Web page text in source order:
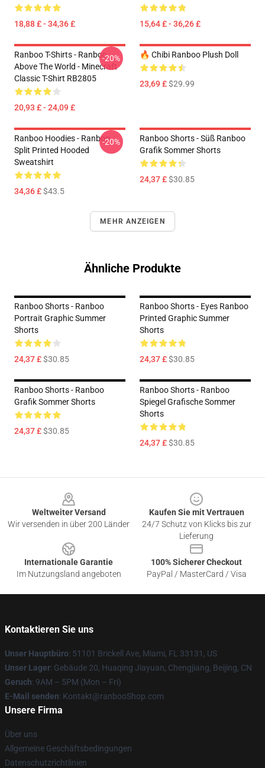
18,88 £ - 34,36 £ 15,64 £ - 36,26 £
Ranboo T-Shirts - Ranboo
Above The World - Minecraft
Classic T-Shirt RB2805
20,93 £ - 24,09 £
-20% 🔥 Chibi Ranboo Plush Doll
23,69 £$29.99
Ranboo Hoodies - Ranboo
Split Printed Hooded
Sweatshirt
34,36 £$43.5
-20%
Ranboo Shorts - Süß Ranboo
Grafik Sommer Shorts
24,37 £$30.85
MEHR ANZEIGEN
Ähnliche Produkte
Ranboo Shorts - Ranboo
Portrait Graphic Summer
Shorts
24,37 £$30.85
Ranboo Shorts - Eyes Ranboo
Printed Graphic Summer
Shorts
24,37 £$30.85
Ranboo Shorts - Ranboo
Grafik Sommer Shorts
24,37 £$30.85
Ranboo Shorts - Ranboo
Spiegel Grafische Sommer
Shorts
24,37 £$30.85
Weltweiter Versand
Wir versenden in über 200 Länder
Kaufen Sie mit Vertrauen
24/7 Schutz von Klicks bis zur
Lieferung
Internationale Garantie
Im Nutzungsland angeboten
100% Sicherer Checkout
PayPal / MasterCard / Visa
Kontaktieren Sie uns
Unser Hauptbüro: 51101 Brickell Ave, Miami, FL 33131, US
Unser Lager: Gebäude 20, Huaqing Jiayuan, Chengjiang, Beijing, CN
Geruch: 9AM – 5PM (Mon – Fri)
E-Mail senden: Kontakt@ranbooShop.com
Unsere Firma
Über uns
Allgemeine Geschäftsbedingungen
Datenschutzrichtlinien